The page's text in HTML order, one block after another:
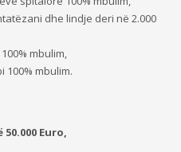
dhe lindje deri në 2.000
mbulim,
mbulim.
Euro,